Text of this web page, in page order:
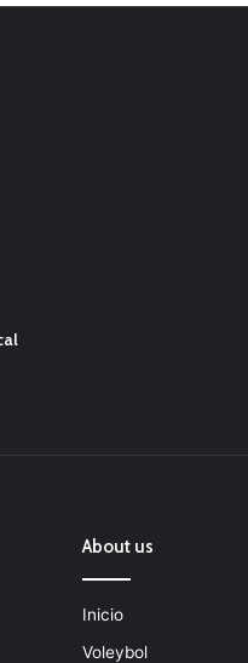
About us
Inicio
Voleybol